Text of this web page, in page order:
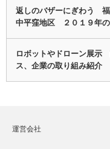
返しのバザーにぎわう
中平窪地区 ２０１９年
ロボットやドローン展示
ス、企業の取り組み紹介
運営会社